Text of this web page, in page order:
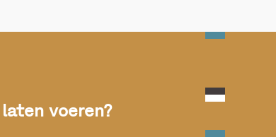
voeren?